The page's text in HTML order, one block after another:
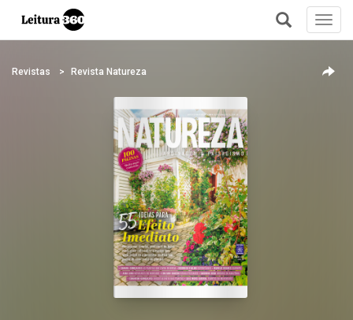
+
Revistas Revista Natureza